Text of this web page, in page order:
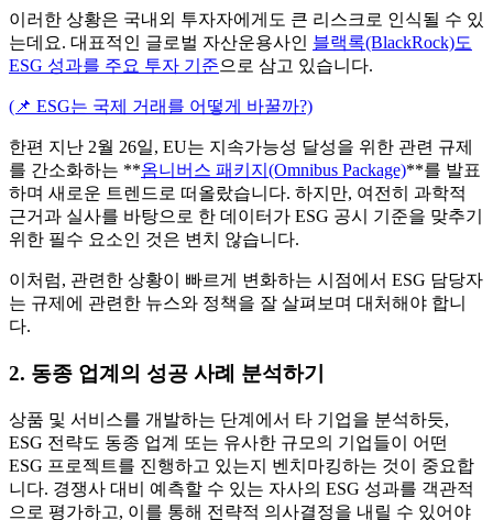
이러한 상황은 국내외 투자자에게도 큰 리스크로 인식될 수 있
는데요. 대표적인 글로벌 자산운용사인 블랙록(BlackRock)도
ESG 성과를 주요 투자 기준으로 삼고 있습니다.
(📌 ESG는 국제 거래를 어떻게 바꿀까?)
한편 지난 2월 26일, EU는 지속가능성 달성을 위한 관련 규제
를 간소화하는 **옴니버스 패키지(Omnibus Package)**를 발표
하며 새로운 트렌드로 떠올랐습니다. 하지만, 여전히 과학적
근거과 실사를 바탕으로 한 데이터가 ESG 공시 기준을 맞추기
위한 필수 요소인 것은 변치 않습니다.
이처럼, 관련한 상황이 빠르게 변화하는 시점에서 ESG 담당자
는 규제에 관련한 뉴스와 정책을 잘 살펴보며 대처해야 합니
다.
2. 동종 업계의 성공 사례 분석하기
상품 및 서비스를 개발하는 단계에서 타 기업을 분석하듯,
ESG 전략도 동종 업계 또는 유사한 규모의 기업들이 어떤
ESG 프로젝트를 진행하고 있는지 벤치마킹하는 것이 중요합
니다. 경쟁사 대비 예측할 수 있는 자사의 ESG 성과를 객관적
으로 평가하고, 이를 통해 전략적 의사결정을 내릴 수 있어야